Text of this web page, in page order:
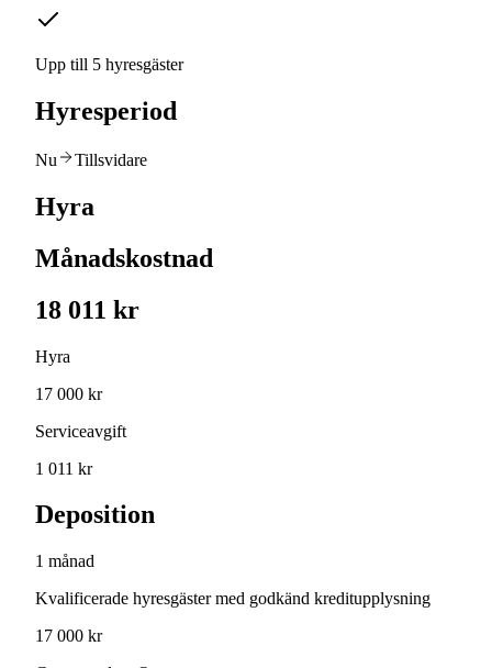
Upp till 5 hyresgäster
Hyresperiod
Nu Tillsvidare
Hyra
Månadskostnad
18 011 kr
Hyra
17 000 kr
Serviceavgift
1 011 kr
Deposition
1 månad
Kvalificerade hyresgäster med godkänd kreditupplysning
17 000 kr